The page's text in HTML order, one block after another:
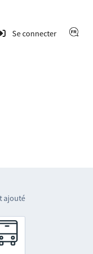
Se connecter
ajouté